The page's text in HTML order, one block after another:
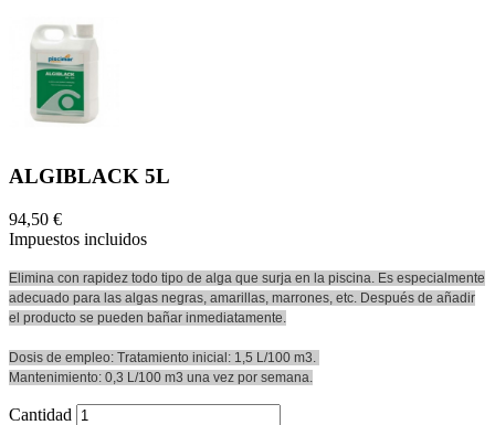
ALGIBLACK 5L
94,50 €
Impuestos incluidos
Elimina con rapidez todo tipo de alga que surja en la piscina. Es especialmente
adecuado para las algas negras, amarillas, marrones, etc. Después de añadir
el producto se pueden bañar inmediatamente.
Dosis de empleo: Tratamiento inicial: 1,5 L/100 m3.
Mantenimiento: 0,3 L/100 m3 una vez por semana.
Cantidad